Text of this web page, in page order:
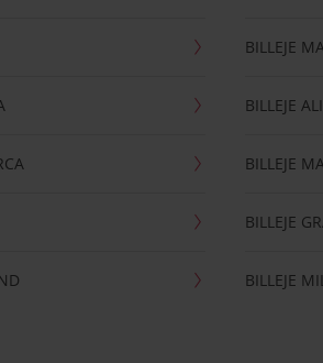
BILLEJE
BILLEJE
BILLEJE
BILLEJE
BILLEJE